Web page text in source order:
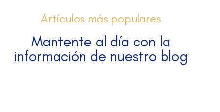
Artículos más populares
Mantente al día con la
información de nuestro blog